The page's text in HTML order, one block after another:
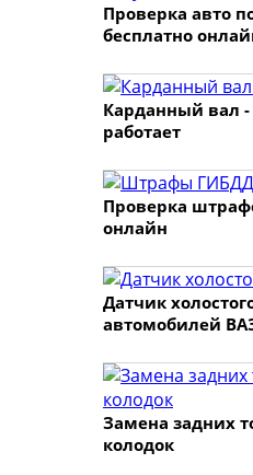
Проверка авто
бесплатно
Карданный вал -
работает
Проверка
онлайн
Датчик
автомобилей
Замена задних
колодок